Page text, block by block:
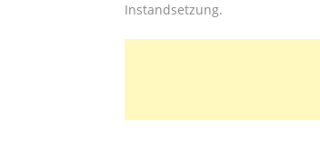
Instandsetzung.